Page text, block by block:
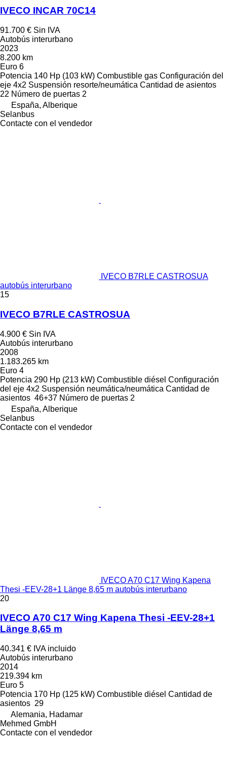
IVECO INCAR 70C14
91.700 € Sin IVA
Autobús interurbano
2023
8.200 km
Euro 6
Potencia 140 Hp (103 kW) Combustible gas Configuración del
eje 4x2 Suspensión resorte/neumática Cantidad de asientos
22 Número de puertas 2
España, Alberique
Selanbus
Contacte con el vendedor
IVECO B7RLE CASTROSUA
autobús interurbano
15
IVECO B7RLE CASTROSUA
4.900 € Sin IVA
Autobús interurbano
2008
1.183.265 km
Euro 4
Potencia 290 Hp (213 kW) Combustible diésel Configuración
del eje 4x2 Suspensión neumática/neumática Cantidad de
asientos 46+37 Número de puertas 2
España, Alberique
Selanbus
Contacte con el vendedor
IVECO A70 C17 Wing Kapena
Thesi -EEV-28+1 Länge 8,65 m autobús interurbano
20
IVECO A70 C17 Wing Kapena Thesi -EEV-28+1
Länge 8,65 m
40.341 € IVA incluido
Autobús interurbano
2014
219.394 km
Euro 5
Potencia 170 Hp (125 kW) Combustible diésel Cantidad de
asientos 29
Alemania, Hadamar
Mehmed GmbH
Contacte con el vendedor